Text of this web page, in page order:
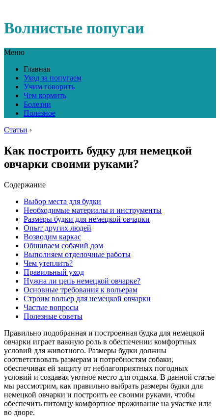
Волнистые попугаи
Меню
Главная
Уход за попугаем
Учим говорить
Чем кормить
Болезни
Полезное
Статьи ›
Как построить будку для немецкой
овчарки своими руками?
Содержание
Выбор места для будки
Необходимые материалы и инструменты
Размеры будки для немецкой овчарки
Опыт других людей
Возводим каркас
Обшиваем собачий дом
Выполняем отделочные работы
Чем утеплить?
Правильный уход
Нужна ли цепь немецкой овчарке?
Основные требования к вольерам
Строим вольер для немецкой овчарки
Частые вопросы
Полезные советы
Правильно подобранная и построенная будка для немецкой
овчарки играет важную роль в обеспечении комфортных
условий для животного. Размеры будки должны
соответствовать размерам и потребностям собаки,
обеспечивая ей защиту от неблагоприятных погодных
условий и создавая уютное место для отдыха. В данной статье
мы рассмотрим, как правильно выбрать размеры будки для
немецкой овчарки и построить ее своими руками, чтобы
обеспечить питомцу комфортное проживание на участке или
во дворе.